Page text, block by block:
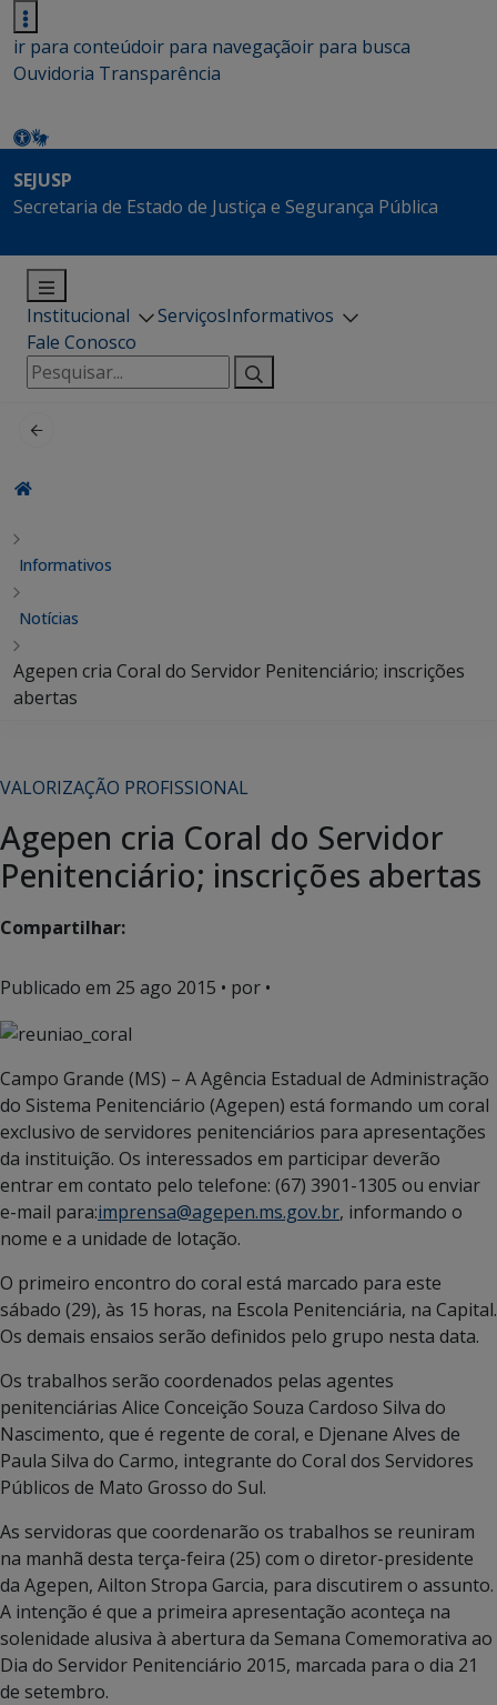
ir para conteúdoir para navegaçãoir para busca
Ouvidoria Transparência
SEJUSP
Secretaria de Estado de Justiça e Segurança Pública
Institucional ServiçosInformativos
Fale Conosco
Pesquisar
por:
Informativos
Notícias
Agepen cria Coral do Servidor Penitenciário; inscrições
abertas
VALORIZAÇÃO PROFISSIONAL
Agepen cria Coral do Servidor
Penitenciário; inscrições abertas
Compartilhar:
Publicado em 25 ago 2015 • por •
Campo Grande (MS) – A Agência Estadual de Administração
do Sistema Penitenciário (Agepen) está formando um coral
exclusivo de servidores penitenciários para apresentações
da instituição. Os interessados em participar deverão
entrar em contato pelo telefone: (67) 3901-1305 ou enviar
e-mail para:imprensa@agepen.ms.gov.br, informando o
nome e a unidade de lotação.
O primeiro encontro do coral está marcado para este
sábado (29), às 15 horas, na Escola Penitenciária, na Capital.
Os demais ensaios serão definidos pelo grupo nesta data.
Os trabalhos serão coordenados pelas agentes
penitenciárias Alice Conceição Souza Cardoso Silva do
Nascimento, que é regente de coral, e Djenane Alves de
Paula Silva do Carmo, integrante do Coral dos Servidores
Públicos de Mato Grosso do Sul.
As servidoras que coordenarão os trabalhos se reuniram
na manhã desta terça-feira (25) com o diretor-presidente
da Agepen, Ailton Stropa Garcia, para discutirem o assunto.
A intenção é que a primeira apresentação aconteça na
solenidade alusiva à abertura da Semana Comemorativa ao
Dia do Servidor Penitenciário 2015, marcada para o dia 21
de setembro.